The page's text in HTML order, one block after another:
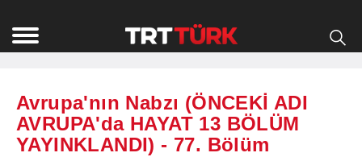
Avrupa'nın Nabzı (ÖNCEKİ ADI
AVRUPA'da HAYAT 13 BÖLÜM
YAYINKLANDI) - 77. Bölüm